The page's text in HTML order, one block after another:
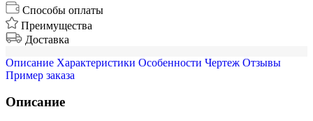
Способы оплаты
Преимущества
Доставка
Описание Характеристики Особенности Чертеж Отзывы
Пример заказа
Описание